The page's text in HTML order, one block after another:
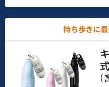
持ち歩きに
式
(